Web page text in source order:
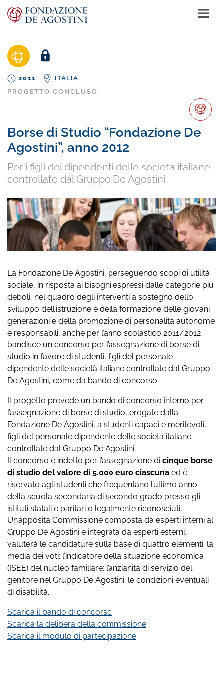
2011
ITALIA
PROGETTO CONCLUSO
Borse di Studio “Fondazione De
Agostini”, anno 2012
Per i figli dei dipendenti delle società italiane
controllate dal Gruppo De Agostini
La Fondazione De Agostini, perseguendo scopi di utilità
sociale, in risposta ai bisogni espressi dalle categorie più
deboli, nel quadro degli interventi a sostegno dello
sviluppo dell’istruzione e della formazione delle giovani
generazioni e della promozione di personalità autonome
e responsabili, anche per l’anno scolastico 2011/2012
bandisce un concorso per l’assegnazione di borse di
studio in favore di studenti, figli del personale
dipendente delle società italiane controllate dal Gruppo
De Agostini, come da bando di concorso.
Il progetto prevede un bando di concorso interno per
l’assegnazione di borse di studio, erogate dalla
Fondazione De Agostini, a studenti capaci e meritevoli,
figli del personale dipendente delle società italiane
controllate dal Gruppo De Agostini.
Il concorso è indetto per l’assegnazione di cinque borse
di studio del valore di 5.000 euro ciascuna ed è
riservato agli studenti che frequentano l’ultimo anno
della scuola secondaria di secondo grado presso gli
istituti statali e paritari o legalmente riconosciuti.
Un’apposita Commissione composta da esperti interni al
Gruppo De Agostini e integrata da esperti esterni,
valuterà le candidature sulla base di quattro elementi: la
media dei voti; l’indicatore della situazione economica
(ISEE) del nucleo familiare; l’anzianità di servizio del
genitore nel Gruppo De Agostini; le condizioni eventuali
di disabilità.
Scarica il bando di concorso
Scarica la delibera della commissione
Scarica il modulo di partecipazione